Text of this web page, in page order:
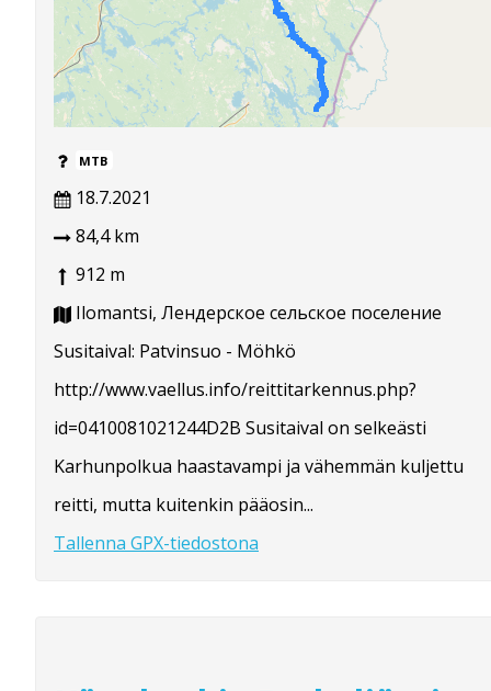
MTB
18.7.2021
84,4 km
912 m
Ilomantsi, Лендерское сельское поселение
Susitaival: Patvinsuo - Möhkö
http://www.vaellus.info/reittitarkennus.php?
id=0410081021244D2B Susitaival on selkeästi
Karhunpolkua haastavampi ja vähemmän kuljettu
reitti, mutta kuitenkin pääosin...
Tallenna GPX-tiedostona